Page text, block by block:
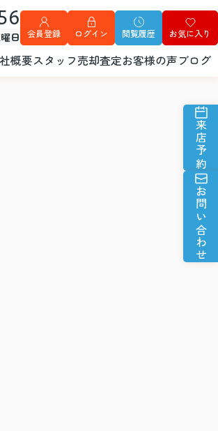
日 会員登録 ログイン 閲覧履歴 お気に入り
概要スタッフ売却査定お客様の声ブログ
来店予約
お問い合わせ